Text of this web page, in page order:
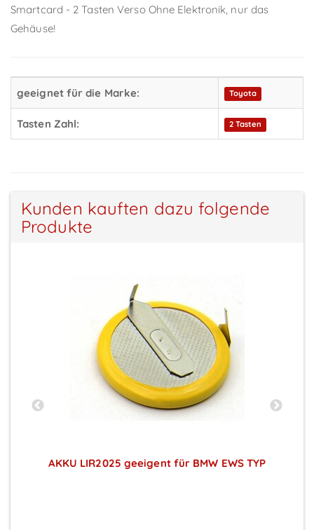
Smartcard - 2 Tasten Verso Ohne Elektronik, nur das
Gehäuse!
geeignet für die Marke: Toyota
Tasten Zahl: 2 Tasten
Kunden kauften dazu folgende
Produkte
AKKU LIR2025 geeigent für BMW EWS TYP